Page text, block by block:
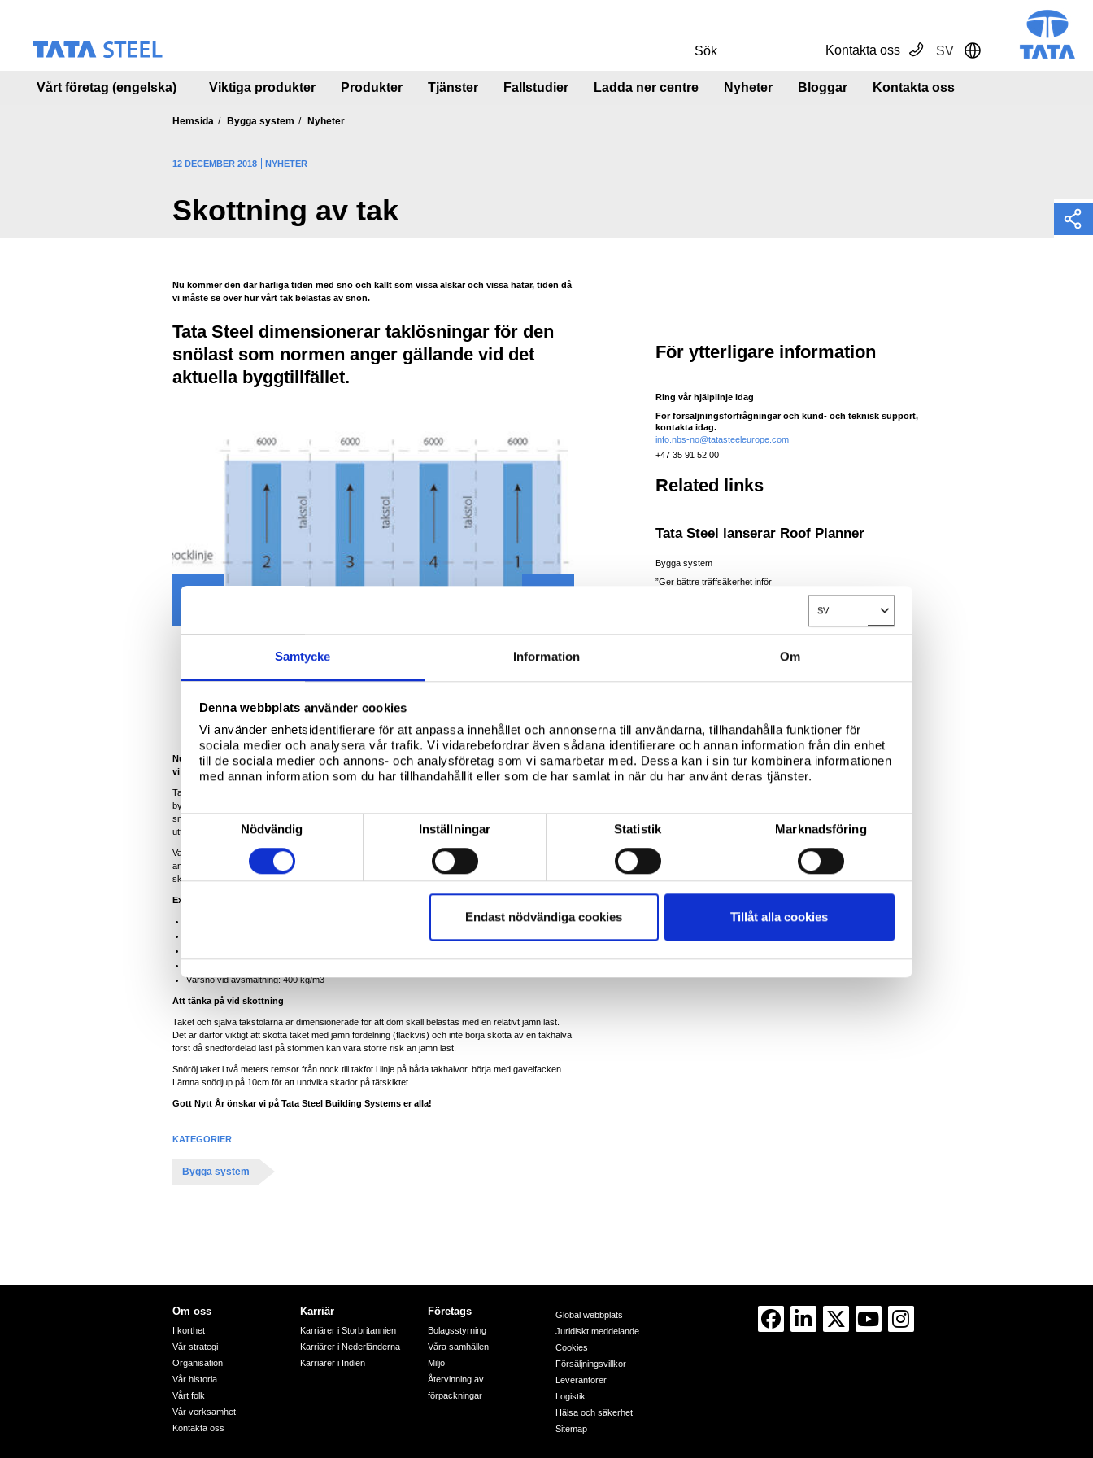
SV
Toggle Dropdown
Samtycke Information Om
Denna webbplats använder cookies
Vi använder enhetsidentifierare för att anpassa innehållet och annonserna till användarna, tillhandahålla funktioner för
sociala medier och analysera vår trafik. Vi vidarebefordrar även sådana identifierare och annan information från din enhet
till de sociala medier och annons- och analysföretag som vi samarbetar med. Dessa kan i sin tur kombinera informationen
med annan information som du har tillhandahållit eller som de har samlat in när du har använt deras tjänster.
S
m
t
y
e
s
v
a
l
Nödvändig Inställningar Statistik Marknadsföring
Endast nödvändiga cookies Tillåt alla cookies
SV Toggle Dropdown
Kontakta oss
Vårt företag (engelska) Viktiga produkter Produkter Tjänster Fallstudier Ladda ner centre Nyheter Bloggar Kontakta oss
Hemsida Bygga system Nyheter
12 DECEMBER 2018 NYHETER
Skottning av tak
Nu kommer den där härliga tiden med snö och kallt som vissa älskar och vissa hatar, tiden då
vi måste se över hur vårt tak belastas av snön.
Tata Steel dimensionerar taklösningar för den
snölast som normen anger gällande vid det
aktuella byggtillfället.
Nu kommer den där härliga tiden med snö och kallt som vissa älskar och vissa hatar, tiden då
vi måste se över hur vårt tak belastas av snön.
Tata Steel dimensionerar taklösningar för den snölast som normen anger gällande vid det aktuella
byggtillfället. Man bör kontrollera snömängden på taket kontinuerligt och skottning skall ske innan
snömängden blir för stor. Snödjupet är tyvärr inte den enda faktorn som avgör när skottning skall
utföras, då vikten på snön varierar mycket även om det inte har kommit nysnö.
Variationen i vikt beror på snöns förmåga att suga åt sig fukt och hur hårt den är packat, samt
ansamlingen av snö i ”snöfickor” beroende på vindförhållande vid snöfall. För att avgöra om taket bör
skottas kan man göra ett överslag med snöns vikt i kg/m2.
Exempel på snötyngd
Vårsnö vid avsmältning: 400 kg/m3
Att tänka på vid skottning
Taket och själva takstolarna är dimensionerade för att dom skall belastas med en relativt jämn last.
Det är därför viktigt att skotta taket med jämn fördelning (fläckvis) och inte börja skotta av en takhalva
först då snedfördelad last på stommen kan vara större risk än jämn last.
Snöröj taket i två meters remsor från nock till takfot i linje på båda takhalvor, börja med gavelfacken.
Lämna snödjup på 10cm för att undvika skador på tätskiktet.
Gott Nytt År önskar vi på Tata Steel Building Systems er alla!
KATEGORIER
Bygga system
För ytterligare information
Ring vår hjälplinje idag
För försäljningsförfrågningar och kund- och teknisk support,
kontakta idag.
info.nbs-no@tatasteeleurope.com
+47 35 91 52 00
Related links
Tata Steel lanserar Roof Planner
Bygga system
”Ger bättre träffsäkerhet inför
Om oss
I korthet
Vår strategi
Organisation
Vår historia
Vårt folk
Vår verksamhet
Kontakta oss
Karriär
Karriärer i Storbritannien
Karriärer i Nederländerna
Karriärer i Indien
Företags
Bolagsstyrning
Våra samhällen
Miljö
Återvinning av
förpackningar
Global webbplats
Juridiskt meddelande
Cookies
Försäljningsvillkor
Leverantörer
Logistik
Hälsa och säkerhet
Sitemap